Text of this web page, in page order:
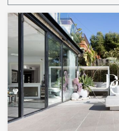
INVERSIONS
GRUP DC
CONTACTE
+34 935 178 067